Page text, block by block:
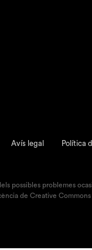
Avís legal Política
possibles problemes
de Creative Commons